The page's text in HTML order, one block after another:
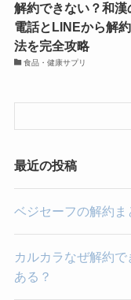
解約できない？和漢
電話とLINEから解
法を完全攻略
食品・健康サプリ
最近の投稿
ベジセーフの解約
カルカラなぜ解約
ある？